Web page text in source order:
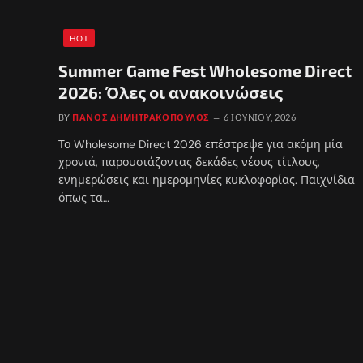
HOT
Summer Game Fest Wholesome Direct
2026: Όλες οι ανακοινώσεις
BY ΠΆΝΟΣ ΔΗΜΗΤΡΑΚΌΠΟΥΛΟΣ 6 ΙΟΥΝΊΟΥ, 2026
Το Wholesome Direct 2026 επέστρεψε για ακόμη μία
χρονιά, παρουσιάζοντας δεκάδες νέους τίτλους,
ενημερώσεις και ημερομηνίες κυκλοφορίας. Παιχνίδια
όπως τα…